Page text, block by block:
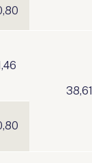
38,61